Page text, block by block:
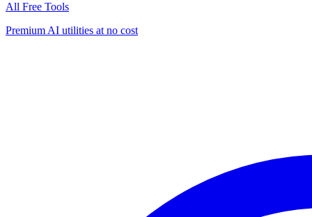
All Free Tools
Premium AI utilities at no cost